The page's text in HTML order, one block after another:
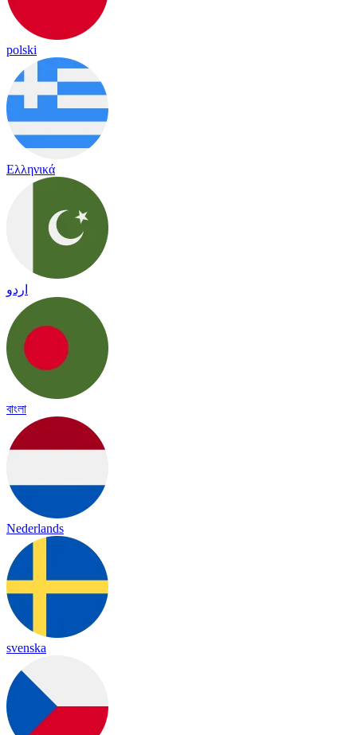
polski
Ελληνικά
اردو
বাংলা
Nederlands
svenska